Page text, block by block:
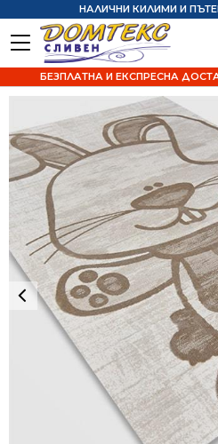
НАЛИЧНИ КИЛИМИ И
БЕЗПЛАТНА И ЕКСПРЕСНА